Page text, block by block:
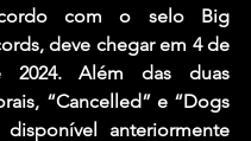
com o selo Big
deve chegar em 4 de
2024. Além das duas
“Cancelled” e “Dogs
disponível anteriormente